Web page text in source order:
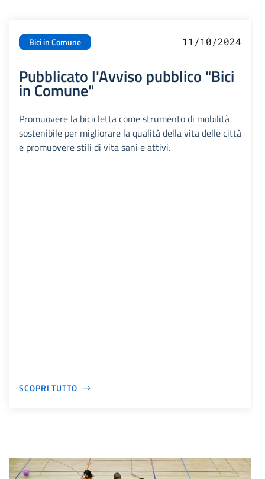
Bici in Comune 11/10/2024
Pubblicato l'Avviso pubblico "Bici
in Comune"
Promuovere la bicicletta come strumento di mobilità
sostenibile per migliorare la qualità della vita delle città
e promuovere stili di vita sani e attivi.
SCOPRI TUTTO